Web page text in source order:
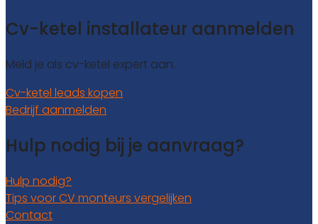
Cv-ketel installateur aanmelden
Meld je als cv-ketel expert aan.
Cv-ketel leads kopen
Bedrijf aanmelden
Hulp nodig bij je aanvraag?
Hulp nodig?
Tips voor CV monteurs vergelijken
Contact